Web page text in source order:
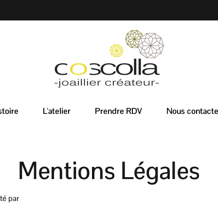
L’atelier Prendre RDV Nous
Mentions Légales
par